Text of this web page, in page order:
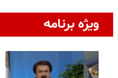
ویژه برنامه